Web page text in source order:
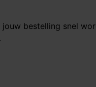
bestelling snel